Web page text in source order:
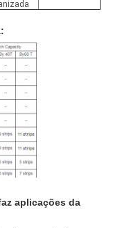
aplicações da